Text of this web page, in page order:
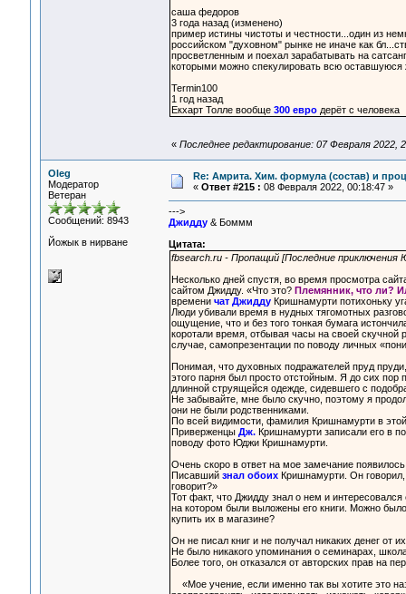
саша федоров
3 года назад (изменено)
пример истины чистоты и честности...один из
российском "духовном" рынке не иначе как
просветленным и поехал зарабатывать на
которыми можно спекулировать всю оставшуюся
Termin100
1 год назад
Екхарт Толле вообще 300 евродерёт с человека
« Последнее редактирование: 07 Февраля 2022,
Oleg
Модератор
Ветеран
Сообщений: 8943
Йожык в нирване
Re: Амрита. Хим. формула (состав) и
« Ответ #215 : 08 Февраля 2022, 00:18:47 »
--->
Джидду& Боммм
Цитата:
fbsearch.ru - Пропащий [Последние
Несколько дней спустя, во время просмотра
сайтом Джидду. «Что это? Племянник, что ли?
времени чат ДжиддуКришнамурти потихоньку
Люди убивали время в нудных тягомотных
ощущение, что и без того тонкая бумага
коротали время, отбывая часы на своей
случае, самопрезентации по поводу личных
Понимая, что духовных подражателей пруд
этого парня был просто отстойным. Я до сих
длинной струящейся одежде, сидевшего с
Не забывайте, мне было скучно, поэтому я
они не были родственниками.
По всей видимости, фамилия Кришнамурти в
Приверженцы Дж.Кришнамурти записали его в
поводу фото Юджи Кришнамурти.
Очень скоро в ответ на мое замечание
Писавший знал обоихКришнамурти. Он говорил,
говорит?»
Тот факт, что Джидду знал о нем и
на котором были выложены его книги. Можно
купить их в магазине?
Он не писал книг и не получал никаких денег от
Не было никакого упоминания о семинарах,
Более того, он отказался от авторских прав на
«Мое учение, если именно так вы хотите это